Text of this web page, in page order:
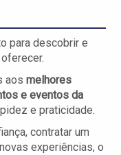
para descobrir e
aos melhores
e eventos da
e praticidade.
contratar um
experiências, o